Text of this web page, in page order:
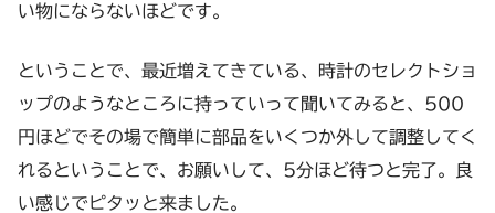
い物にならないほどです。
ということで、最近増えてきている、時計のセレクトショ
ップのようなところに持っていって聞いてみると、500
円ほどでその場で簡単に部品をいくつか外して調整してく
れるということで、お願いして、5分ほど待つと完了。良
い感じでピタッと来ました。